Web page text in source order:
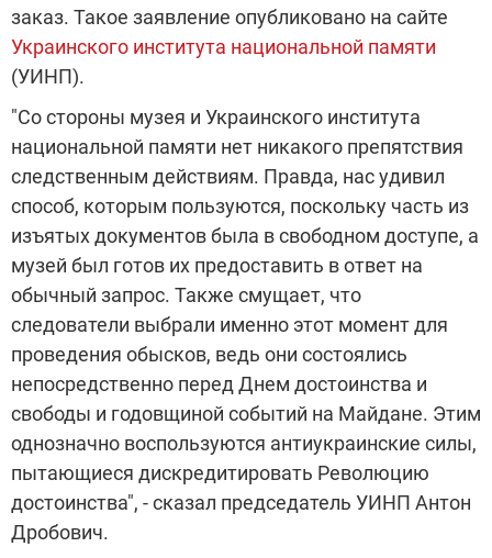
заказ. Такое заявление опубликовано на сайте
Украинского института национальной памяти
(УИНП).
"Со стороны музея и Украинского института
национальной памяти нет никакого препятствия
следственным действиям. Правда, нас удивил
способ, которым пользуются, поскольку часть из
изъятых документов была в свободном доступе, а
музей был готов их предоставить в ответ на
обычный запрос. Также смущает, что
следователи выбрали именно этот момент для
проведения обысков, ведь они состоялись
непосредственно перед Днем достоинства и
свободы и годовщиной событий на Майдане. Этим
однозначно воспользуются антиукраинские силы,
пытающиеся дискредитировать Революцию
достоинства", - сказал председатель УИНП Антон
Дробович.